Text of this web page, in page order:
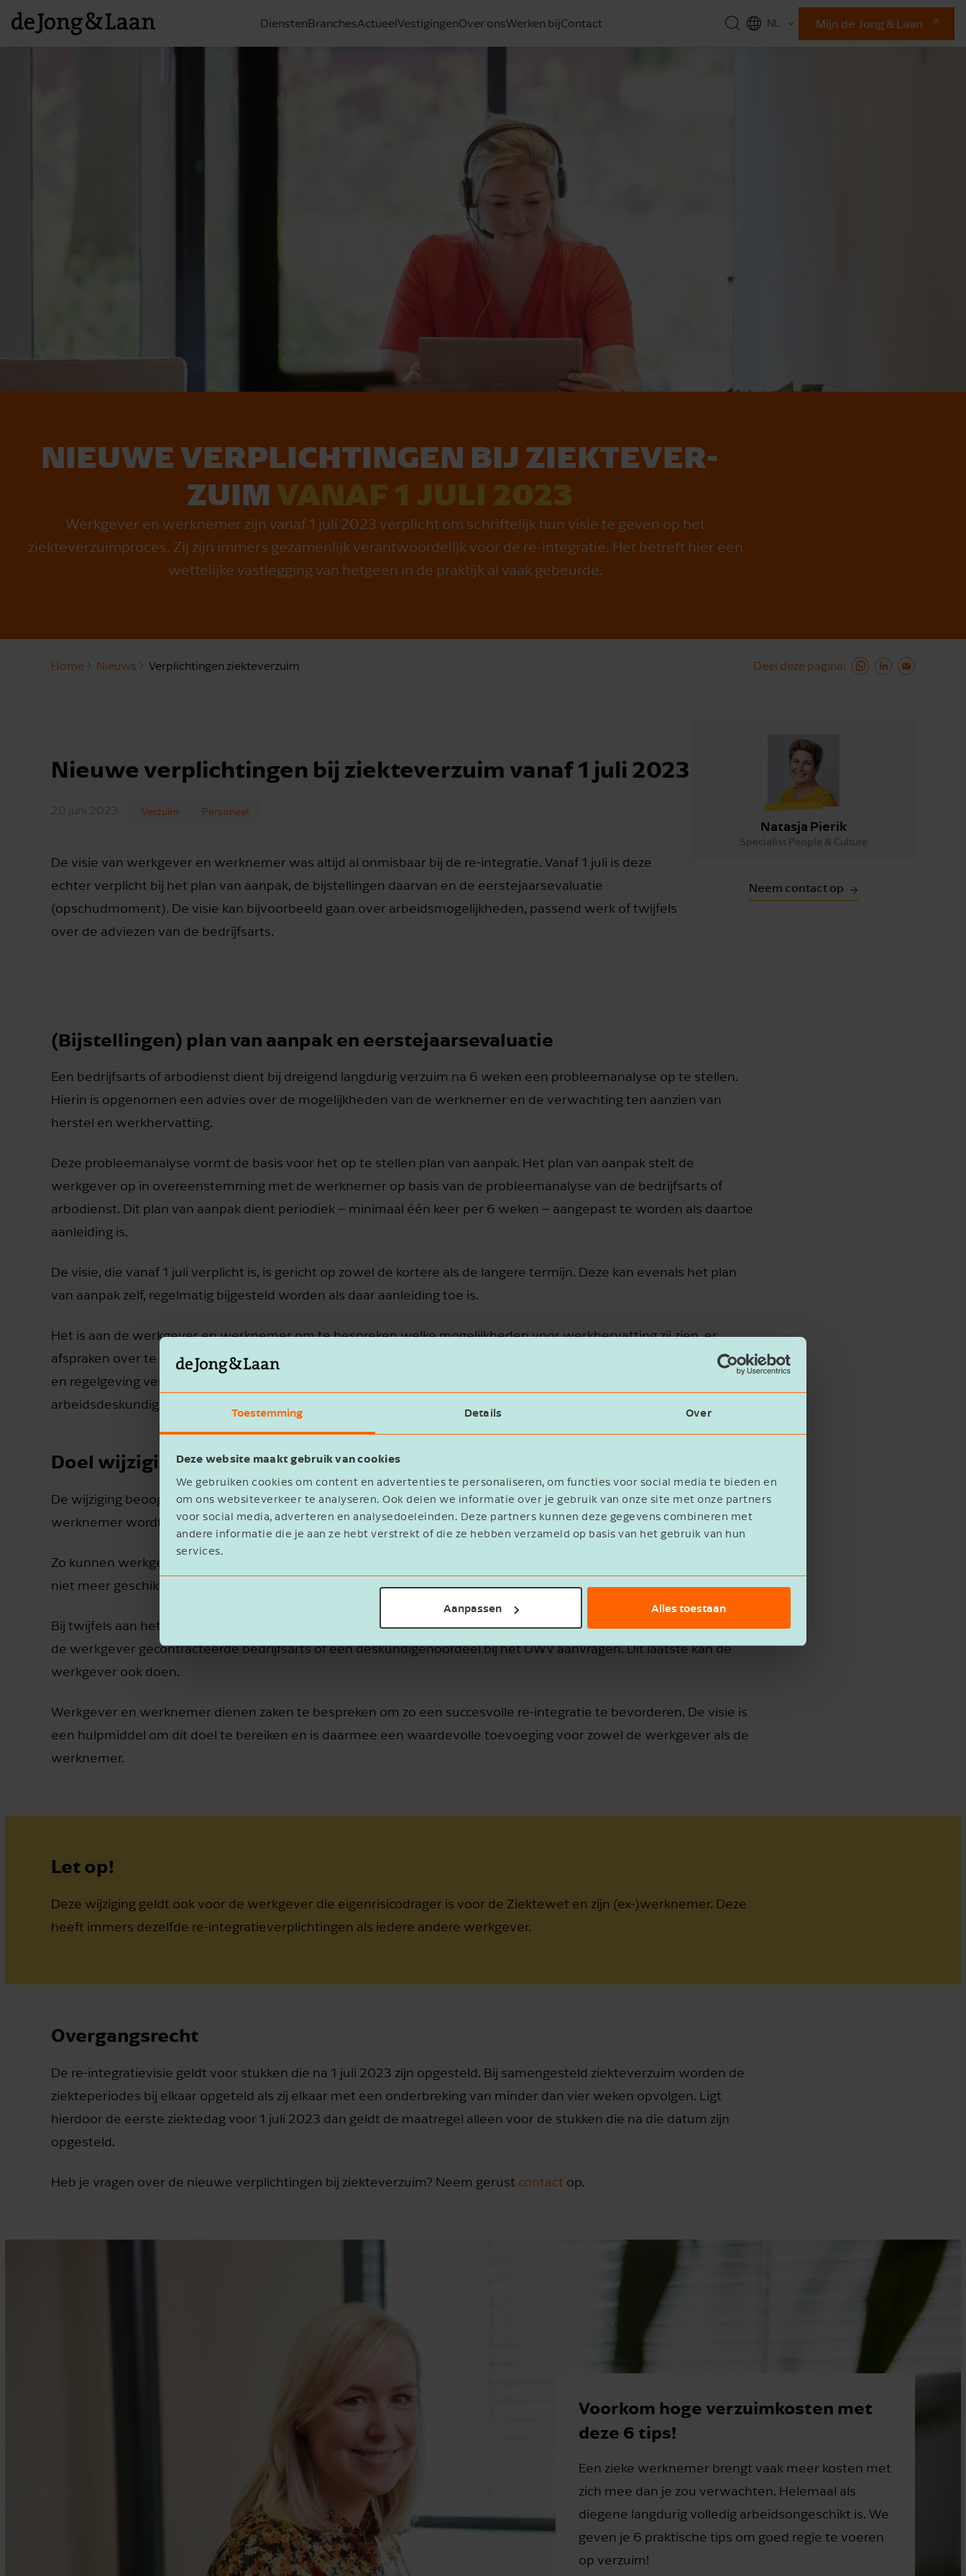
Toestemming Details Over
Deze website maakt gebruik van cookies
We gebruiken cookies om content en advertenties te personaliseren, om functies voor social media te bieden en
om ons websiteverkeer te analyseren. Ook delen we informatie over je gebruik van onze site met onze partners
voor social media, adverteren en analysedoeleinden. Deze partners kunnen deze gegevens combineren met
andere informatie die je aan ze hebt verstrekt of die ze hebben verzameld op basis van het gebruik van hun
services.
Aanpassen Alles toestaan
DienstenBranchesActueelVestigingenOver onsWerken bijContact
NL
Mijn de Jong & Laan
NIEUWE VER­PLICH­TING­EN BIJ ZIEK­TE­VER­
ZUIM VAN­AF 1 JU­LI 2023
Werkgever en werknemer zijn vanaf 1 juli 2023 verplicht om schriftelijk hun visie te geven op het
ziekteverzuimproces. Zij zijn immers gezamenlijk verantwoordelijk voor de re-integratie. Het betreft hier een
wettelijke vastlegging van hetgeen in de praktijk al vaak gebeurde.
Home Nieuws Verplichtingen ziekteverzuim Deel deze pagina
Nieuwe verplichtingen bij ziekteverzuim vanaf 1 juli 2023
20 juni 2023 Verzuim Personeel
De visie van werkgever en werknemer was altijd al onmisbaar bij de re-integratie. Vanaf 1 juli is deze
echter verplicht bij het plan van aanpak, de bijstellingen daarvan en de eerstejaarsevaluatie
(opschudmoment). De visie kan bijvoorbeeld gaan over arbeidsmogelijkheden, passend werk of twijfels
over de adviezen van de bedrijfsarts.
Natasja Pierik
Specialist People & Culture
Neem contact op
(Bijstellingen) plan van aanpak en eerstejaarsevaluatie
Een bedrijfsarts of arbodienst dient bij dreigend langdurig verzuim na 6 weken een probleemanalyse op te stellen.
Hierin is opgenomen een advies over de mogelijkheden van de werknemer en de verwachting ten aanzien van
herstel en werkhervatting.
Deze probleemanalyse vormt de basis voor het op te stellen plan van aanpak. Het plan van aanpak stelt de
werkgever op in overeenstemming met de werknemer op basis van de probleemanalyse van de bedrijfsarts of
arbodienst. Dit plan van aanpak dient periodiek – minimaal één keer per 6 weken – aangepast te worden als daartoe
aanleiding is.
De visie, die vanaf 1 juli verplicht is, is gericht op zowel de kortere als de langere termijn. Deze kan evenals het plan
van aanpak zelf, regelmatig bijgesteld worden als daar aanleiding toe is.
Het is aan de werkgever en werknemer om te bespreken welke mogelijkheden voor werkhervatting zij zien, er
afspraken over te maken en deze vast te leggen in het plan van aanpak. Aangezien deze visie enige kennis van wet-
en regelgeving vergt, kunnen werkgever en werknemer desgewenst ondersteuning inroepen van bijvoorbeeld een
arbeidsdeskundige, een casemanager of een jobcoach.
Doel wijziging
De wijziging beoogt het gesprek over de re-integratie te bevorderen waardoor de betrokkenheid van werkgever en
werknemer wordt vergroot en de re-integratie succesvol is.
Zo kunnen werkgever en werknemer bijvoorbeeld afspraken maken over ander passend werk als het eigen werk
niet meer geschikt is. Ook het ontbreken van re-integratieactiviteiten moet gemotiveerd worden vastgelegd.
Bij twijfels aan het advies van de bedrijfsarts kan de werknemer een second opinion aanvragen bij een andere door
de werkgever gecontracteerde bedrijfsarts of een deskundigenoordeel bij het UWV aanvragen. Dit laatste kan de
werkgever ook doen.
Werkgever en werknemer dienen zaken te bespreken om zo een succesvolle re-integratie te bevorderen. De visie is
een hulpmiddel om dit doel te bereiken en is daarmee een waardevolle toevoeging voor zowel de werkgever als de
werknemer.
Let op!
Deze wijziging geldt ook voor de werkgever die eigenrisicodrager is voor de Ziektewet en zijn (ex-)werknemer. Deze
heeft immers dezelfde re-integratieverplichtingen als iedere andere werkgever.
Overgangsrecht
De re-integratievisie geldt voor stukken die na 1 juli 2023 zijn opgesteld. Bij samengesteld ziekteverzuim worden de
ziekteperiodes bij elkaar opgeteld als zij elkaar met een onderbreking van minder dan vier weken opvolgen. Ligt
hierdoor de eerste ziektedag voor 1 juli 2023 dan geldt de maatregel alleen voor de stukken die na die datum zijn
opgesteld.
Heb je vragen over de nieuwe verplichtingen bij ziekteverzuim? Neem gerust contact op.
Voorkom hoge verzuimkosten met
deze 6 tips!
Een zieke werknemer brengt vaak meer kosten met
zich mee dan je zou verwachten. Helemaal als
diegene langdurig volledig arbeidsongeschikt is. We
geven je 6 praktische tips om goed regie te voeren
op verzuim!